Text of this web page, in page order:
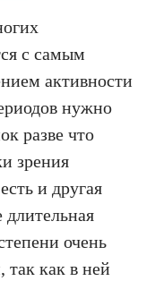
с самым
активности
нужно
разве что
зрения
и другая
очень
так как в ней